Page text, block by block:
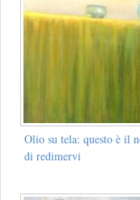
Olio su tela: questo è il
di redimervi